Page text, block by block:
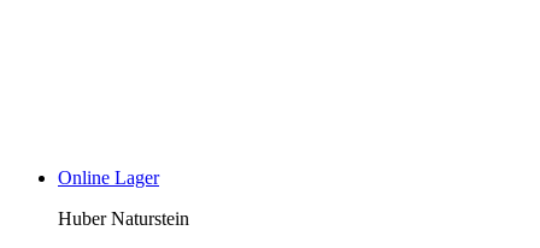
Online Lager
Huber Naturstein